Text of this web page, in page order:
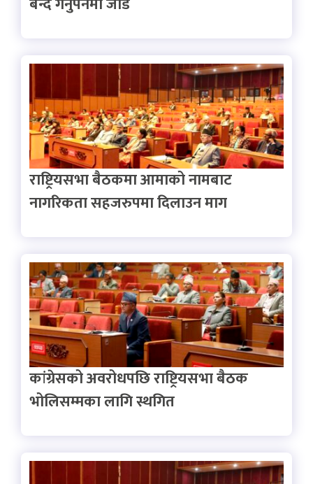
राष्ट्रियसभा बैठकमा आमाको नामबाट
नागरिकता सहजरुपमा दिलाउन माग
कांग्रेसको अवरोधपछि राष्ट्रियसभा बैठक
भोलिसम्मका लागि स्थगित